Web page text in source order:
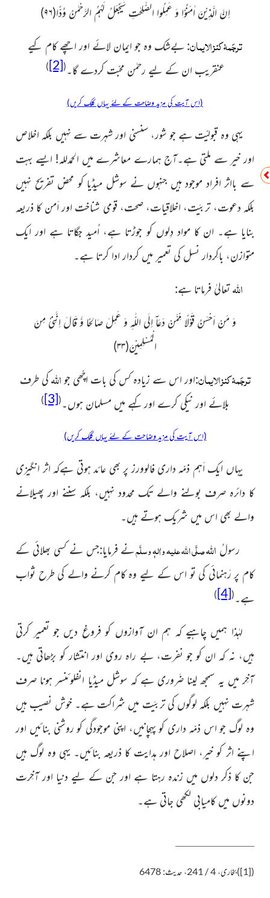
اِنَّ الَّذِیْنَ اٰمَنُوْا وَ عَمِلُوا الصّٰلِحٰتِ سَیَجْعَلُ لَهُمُ الرَّحْمٰنُ وُدًّا(۹۶)
ترجَمۂ کنز الایمان: بےشک وہ جو ایمان لائے اور اچھے کام کیے
عنقریب ان کے لیے رحمٰن محبّت کردے گا۔(
[2]
)
(اس آیت کی مزید وضاحت کے لئے یہاں کلک کریں)
یہی وہ قبولیّت ہے جو شور، سنسنی اور شہرت سے نہیں بلکہ اخلاص
اور خیر سے ملتی ہے۔آج ہمارے معاشرے میں الحمدللہ! ایسے بہت
سے بااثر افراد موجود ہیں جنہوں نے سوشل میڈیا کو محض تفریح نہیں
بلکہ دعوت، تربیَت، اخلاقیات، صحت، قومی شناخت اور اَمن کا ذریعہ
بنایا ہے۔ ان کا مواد دِلوں کو جوڑتا ہے، اُمید جگاتا ہے اور ایک
متوازن، باکِردار نسل کی تعمیر میں کردار ادا کرتا ہے۔
اللہتعالیٰ فرماتا ہے:
وَ مَنْ اَحْسَنُ قَوْلًا مِّمَّنْ دَعَاۤ اِلَى اللّٰهِ وَ عَمِلَ صَالِحًا وَّ قَالَ اِنَّنِیْ مِنَ
الْمُسْلِمِیْنَ(۳۳)
ترجَمۂ کنز الایمان:اور اس سے زیادہ کس کی بات اچّھی جواللہکی طرف
بلائے اور نیکی کرے اور کہے میں مسلمان ہوں۔(
[3]
)
(اس آیت کی مزید وضاحت کے لئے یہاں کلک کریں)
یہاں ایک اَہم ذمّہ داری فالوورز پر بھی عائد ہوتی ہےکہ اثر انگیزی
کا دائرہ صرف بولنے والے تک محدود نہیں، بلکہ سننے اور پھیلانے
والے بھی اس میں شریک ہوتے ہیں۔
رسولُ اللہصلَّی اللہ علیہ واٰلہٖ وسلَّمنے فرمایا:جس نے کسی بھلائی کے
کام پر رَہنمائی کی تو اس کے لیے وہ کام کرنے والے کی طرح ثواب
ہے۔(
[4]
)
لہٰذا ہمیں چاہیے کہ ہم ان آوازوں کو فروغ دیں جو تعمیر کرتی
ہیں، نہ کہ ان کو جو نفرت، بے راہ روی اور انتشار کو بڑھاتی ہیں۔
آخِر میں یہ سمجھ لینا ضَروری ہے کہ سوشل میڈیا انفلوئنسر ہونا صرف
شہرت نہیں بلکہ لوگوں کی تربیَت میں شراکت ہے۔ خوش نصیب ہیں
وہ لوگ جو اس ذمّہ داری کو پہچانیں، اپنی موجودگی کو روشنی بنائیں اور
اپنے اثر کو خیر، اصلاح اور ہدایت کا ذریعہ بنائیں۔ یہی وہ لوگ ہیں
جن کا ذکر دلوں میں زندہ رہتا ہے اور جن کے لیے دنیا اور آخِرت
دونوں میں کامیابی لکھی جاتی ہے۔
(
[1]
)بخاری، 4 / 241، حدیث: 6478